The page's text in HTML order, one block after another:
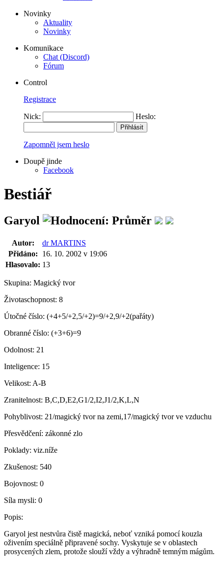
Novinky
Aktuality
Novinky
Komunikace
Chat (Discord)
Fórum
Control
Registrace
Nick: Heslo:
Zapomněl jsem heslo
Doupě jinde
Facebook
Bestiář
Garyol
Autor:
dr MARTINS
Přidáno:
16. 10. 2002 v 19:06
Hlasovalo: 13
Skupina: Magický tvor
Životaschopnost: 8
Útočné číslo: (+4+5/+2,5/+2)=9/+2,9/+2(pařáty)
Obranné číslo: (+3+6)=9
Odolnost: 21
Inteligence: 15
Velikost: A-B
Zranitelnost: B,C,D,E2,G1/2,I2,J1/2,K,L,N
Pohyblivost: 21/magický tvor na zemi,17/magický tvor ve vzduchu
Přesvědčení: zákonné zlo
Poklady: viz.níže
Zkušenost: 540
Bojovnost: 0
Síla mysli: 0
Popis:
Garyol jest nestvůra čistě magická, neboť vzniká pomocí kouzla
oživením speciálně připravené sochy. Vyskytuje se v oblastech
prosycených zlem, protože slouží vždy a výhradně temným mágům.